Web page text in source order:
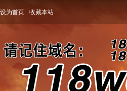
设为首页 收藏本站